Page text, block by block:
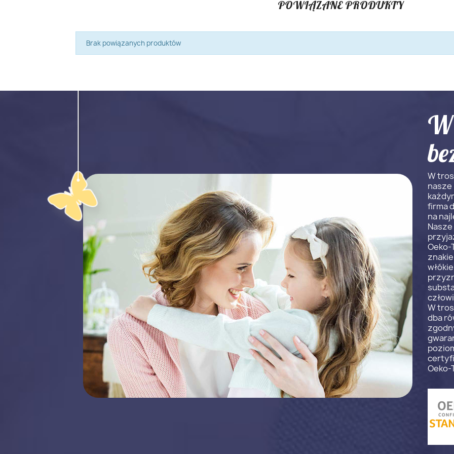
POWIĄZANE PRODUKTY
Brak powiązanych produktów
W
firma
na
Oeko-
W
dba
Oeko-